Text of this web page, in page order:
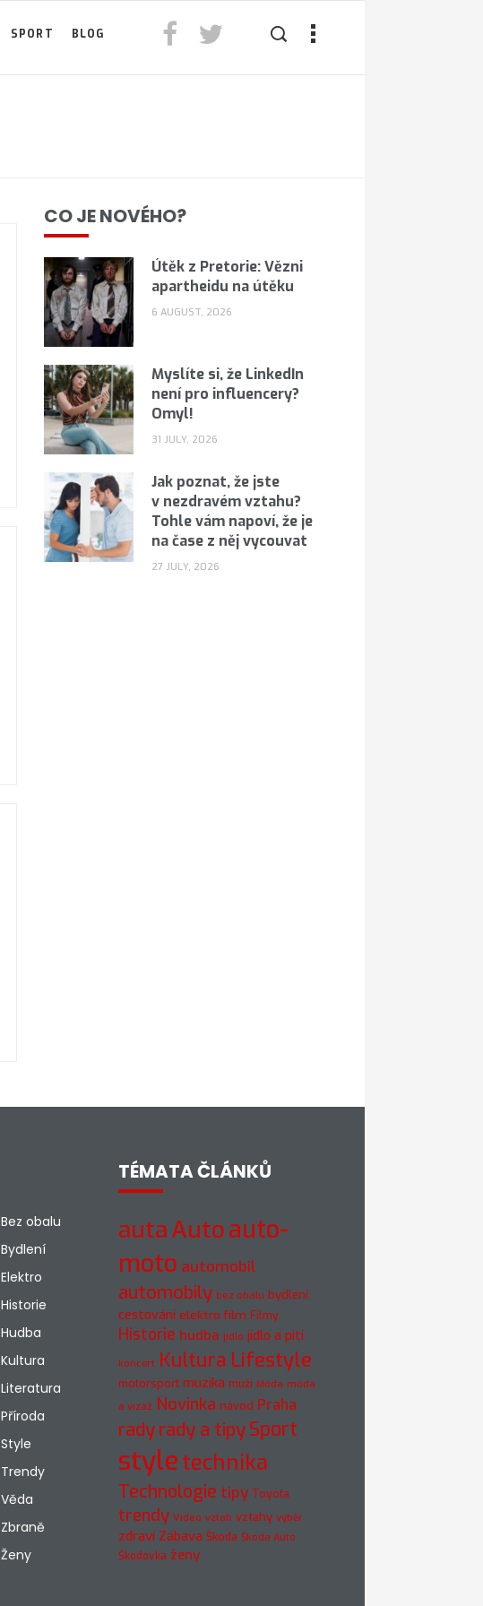
SPORT BLOG
CO JE NOVÉHO?
Útěk z Pretorie: Vězni
apartheidu na útěku
6 AUGUST, 2026
Myslíte si, že LinkedIn
není pro influencery?
Omyl!
31 JULY, 2026
Jak poznat, že jste
v nezdravém vztahu?
Tohle vám napoví, že je
na čase z něj vycouvat
27 JULY, 2026
Bez obalu
Bydlení
Elektro
Historie
Hudba
Kultura
Literatura
Příroda
Style
Trendy
Věda
Zbraně
Ženy
TÉMATA ČLÁNKŮ
autaAutoauto-
moto automobil
automobily bez obalu bydlení
cestování elektro film Filmy
Historie hudba jídlo jídlo a pití
koncert Kultura Lifestyle
motorsport muzika muži Móda móda
a vizáž Novinka návod Praha
radyrady a tipySport
styletechnika
Technologie tipy Toyota
trendy Video vztah vztahy výběr
zdraví Zábava Škoda Škoda Auto
Škodovka ženy